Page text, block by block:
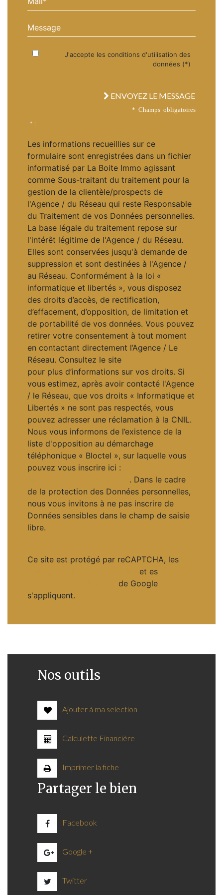
Message
J'accepte les conditions d'utilisation des
données (*)
ENVOYEZ LE MESSAGE
* Champs obligatoires
* :
Les informations recueillies sur ce
formulaire sont enregistrées dans un fichier
informatisé par La Boite Immo agissant
comme Sous-traitant du traitement pour la
gestion de la clientèle/prospects de
l'Agence / du Réseau qui reste Responsable
du Traitement de vos Données personnelles.
La base légale du traitement repose sur
l'intérêt légitime de l'Agence / du Réseau.
Elles sont conservées jusqu'à demande de
suppression et sont destinées à l'Agence /
au Réseau. Conformément à la loi «
informatique et libertés », vous disposez
des droits d’accès, de rectification,
d’effacement, d’opposition, de limitation et
de portabilité de vos données. Vous pouvez
retirer votre consentement à tout moment
en contactant directement l’Agence / Le
Réseau. Consultez le site
pour plus d’informations sur vos droits. Si
vous estimez, après avoir contacté l'Agence
/ le Réseau, que vos droits « Informatique et
Libertés » ne sont pas respectés, vous
pouvez adresser une réclamation à la CNIL.
Nous vous informons de l’existence de la
liste d'opposition au démarchage
téléphonique « Bloctel », sur laquelle vous
pouvez vous inscrire ici :
. Dans le cadre
de la protection des Données personnelles,
nous vous invitons à ne pas inscrire de
Données sensibles dans le champ de saisie
libre.
Ce site est protégé par reCAPTCHA, les
et es
de Google
s'appliquent.
Nos outils
Ajouter à ma selection
Calculette Financière
Imprimer la fiche
Partager le bien
Facebook
Google +
Twitter